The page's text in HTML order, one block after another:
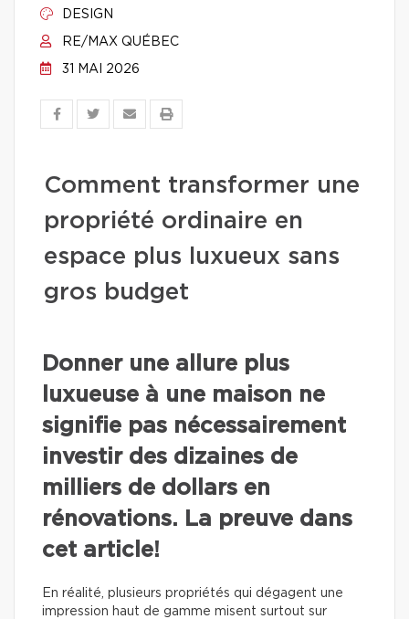
DESIGN
RE/MAX QUÉBEC
31 MAI 2026
Comment transformer une
propriété ordinaire en
espace plus luxueux sans
gros budget
Donner une allure plus
luxueuse à une maison ne
signifie pas nécessairement
investir des dizaines de
milliers de dollars en
rénovations. La preuve dans
cet article!
En réalité, plusieurs propriétés qui dégagent une
impression haut de gamme misent surtout sur